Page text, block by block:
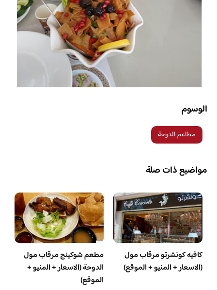
الوسوم
مطاعم الدوحة
مواضيع ذات صلة
كافيه كونشرتو مرقاب مول
(الاسعار + المنيو + الموقع)
مطعم شوكينج مرقاب مول
الدوحة (الاسعار + المنيو +
الموقع)